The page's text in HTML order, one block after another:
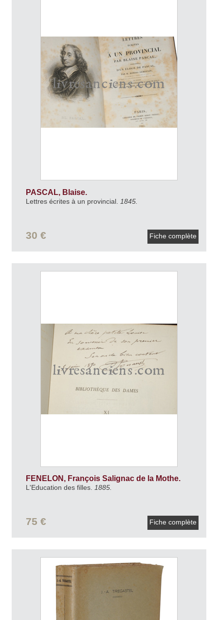
PASCAL, Blaise.
Lettres écrites à un provincial. 1845.
30 € Fiche complète
FENELON, François Salignac de la Mothe.
L'Education des filles. 1885.
75 € Fiche complète